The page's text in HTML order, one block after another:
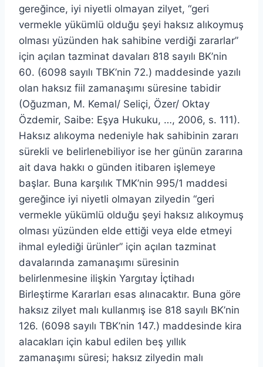
gereğince, iyi niyetli olmayan zilyet, “geri
vermekle yükümlü olduğu şeyi haksız alıkoymuş
olması yüzünden hak sahibine verdiği zararlar”
için açılan tazminat davaları 818 sayılı BK’nin
60. (6098 sayılı TBK’nin 72.) maddesinde yazılı
olan haksız fiil zamanaşımı süresine tabidir
(Oğuzman, M. Kemal/ Seliçi, Özer/ Oktay
Özdemir, Saibe: Eşya Hukuku, …, 2006, s. 111).
Haksız alıkoyma nedeniyle hak sahibinin zararı
sürekli ve belirlenebiliyor ise her günün zararına
ait dava hakkı o günden itibaren işlemeye
başlar. Buna karşılık TMK’nin 995/1 maddesi
gereğince iyi niyetli olmayan zilyedin “geri
vermekle yükümlü olduğu şeyi haksız alıkoymuş
olması yüzünden elde ettiği veya elde etmeyi
ihmal eylediği ürünler” için açılan tazminat
davalarında zamanaşımı süresinin
belirlenmesine ilişkin Yargıtay İçtihadı
Birleştirme Kararları esas alınacaktır. Buna göre
haksız zilyet malı kullanmış ise 818 sayılı BK’nin
126. (6098 sayılı TBK’nin 147.) maddesinde kira
alacakları için kabul edilen beş yıllık
zamanaşımı süresi; haksız zilyedin malı